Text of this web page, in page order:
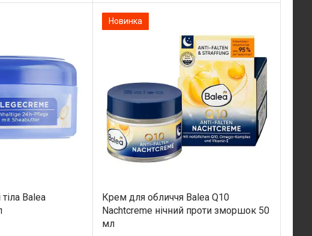
Balea
Новинка
Крем для обличчя Balea Q10
Nachtcreme нічний проти зморшок 50
мл